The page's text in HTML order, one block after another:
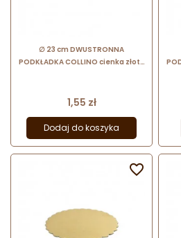
∅ 23 cm DWUSTRONNA
PODKŁADKA COLLINO cienka złoto
Cena
1,55 zł
Dodaj do koszyka
